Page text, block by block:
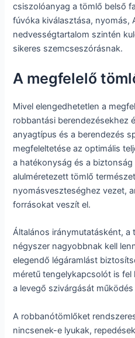
csiszolóanyag a tömlő belső
fúvóka kiválasztása, nyomás,
nedvességtartalom szintén
sikeres szemcseszórásnak.
A megfelelő
Mivel elengedhetetlen a
robbantási berendezésekhez
anyagtípus és a berendezés
megfeleltetése az optimális
a hatékonyság és a
alulméretezett tömlő
nyomásveszteséghez vezet,
forrásokat veszít el.
Általános iránymutatásként,
négyszer nagyobbnak kell
elegendő légáramlást
méretű tengelykapcsolót is fel
a levegő szivárgását
A robbanótömlőket
nincsenek-e lyukak,